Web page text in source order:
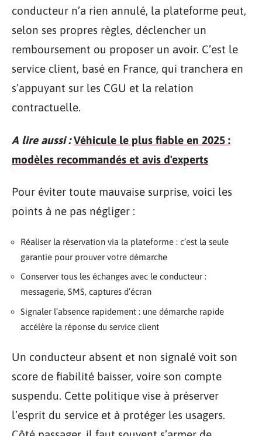
conducteur n’a rien annulé, la plateforme peut,
selon ses propres règles, déclencher un
remboursement ou proposer un avoir. C’est le
service client, basé en France, qui tranchera en
s’appuyant sur les CGU et la relation
contractuelle.
A lire aussi : Véhicule le plus fiable en 2025 :
modèles recommandés et avis d'experts
Pour éviter toute mauvaise surprise, voici les
points à ne pas négliger :
Réaliser la réservation via la plateforme : c’est la seule
garantie pour prouver votre démarche
Conserver tous les échanges avec le conducteur :
messagerie, SMS, captures d’écran
Signaler l’absence rapidement : une démarche rapide
accélère la réponse du service client
Un conducteur absent et non signalé voit son
score de fiabilité baisser, voire son compte
suspendu. Cette politique vise à préserver
l’esprit du service et à protéger les usagers.